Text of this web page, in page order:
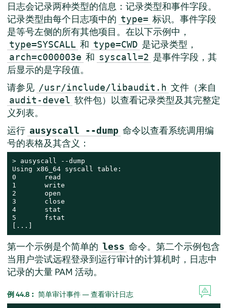
日志会记录两种类型的信息：记录类型和事件字段。
记录类型由每个日志项中的 type= 标识。事件字段
是等号左侧的所有其他项目。在以下示例中，
type=SYSCALL 和 type=CWD 是记录类型，
arch=c000003e 和 syscall=2 是事件字段，其
后显示的是字段值。
请参见 /usr/include/libaudit.h 文件（来自
audit-devel 软件包）以查看记录类型及其完整定
义列表。
运行 ausyscall --dump 命令以查看系统调用编
号的表格及其含义：
> ausyscall --dump
Using x86_64 syscall table:
0       read
1       write
2       open
3       close
4       stat
5       fstat
[...]
第一个示例是个简单的 less 命令。第二个示例包含
当用户尝试远程登录到运行审计的计算机时，日志中
记录的大量 PAM 活动。
例 44.8︰ 简单审计事件 — 查看审计日志